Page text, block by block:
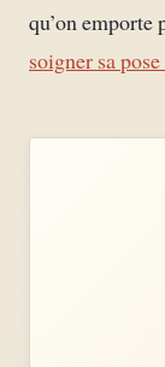
qu’on emporte
soigner sa